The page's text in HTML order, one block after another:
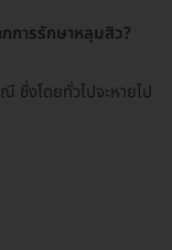
การรักษาหลุมสิว?
ซึ่งโดยทั่วไปจะหายไป